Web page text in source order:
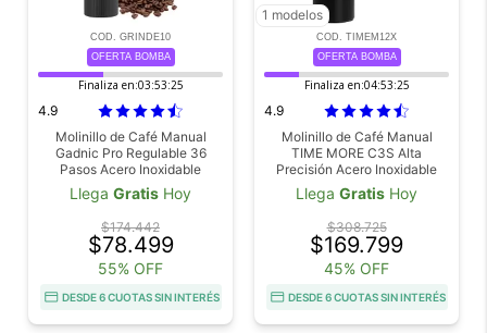
COD. GRINDE10
OFERTA BOMBA
Finaliza en:03:53:25
4.9
Molinillo de Café Manual
Gadnic Pro Regulable 36
Pasos Acero Inoxidable
Especias y Granos
Llega Gratis Hoy
$174.442
$78.499
55% OFF
DESDE 6 CUOTAS SIN INTERÉS
1 modelos
COD. TIMEM12X
OFERTA BOMBA
Finaliza en:04:53:25
4.9
Molinillo de Café Manual
TIME MORE C3S Alta
Precisión Acero Inoxidable
Portable Ajuste Molienda 24
Niveles Ideal Pour Over
Llega Gratis Hoy
$308.725
$169.799
45% OFF
DESDE 6 CUOTAS SIN INTERÉS